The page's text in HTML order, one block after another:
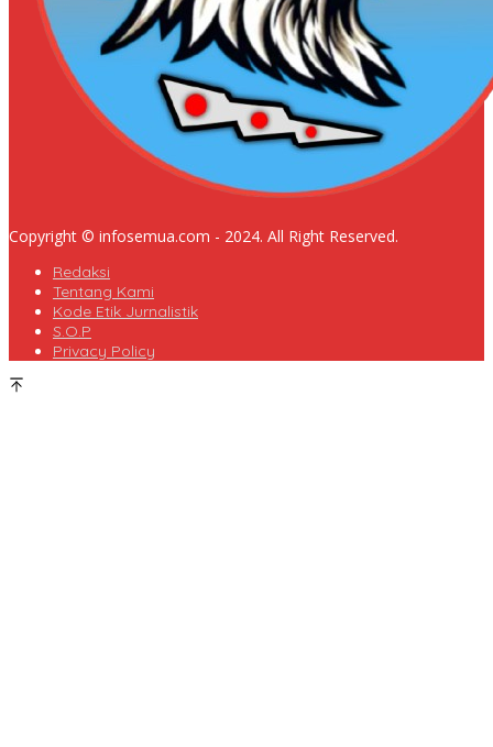
Copyright © infosemua.com - 2024. All Right Reserved.
Redaksi
Tentang Kami
Kode Etik Jurnalistik
S.O.P
Privacy Policy